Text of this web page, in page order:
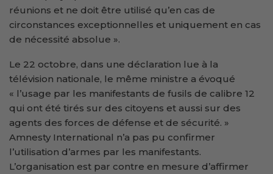
réunions et ne doit être utilisé qu’en cas de
circonstances exceptionnelles et uniquement en cas
de nécessité absolue ».
Le 22 octobre, dans une déclaration lue à la
télévision nationale, le même ministre a évoqué
« l’usage par les manifestants de fusils de calibre 12
qui ont été tirés sur des citoyens et aussi sur des
agents des forces de défense et de sécurité. »
Amnesty International n’a pas pu confirmer
l’utilisation d’armes par les manifestants.
L’organisation est par contre en mesure d’affirmer